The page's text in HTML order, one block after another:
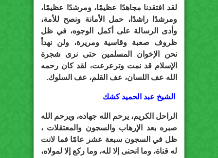
لقد افتقدنا مجاهدًا عظيمًا، ومرشدًا عظيمًا،
ومرشدًا راشدًا، حمل الأمانة ونصح للأمة،
وأدى الرسالة على أكمل الوجوه، في ظل
ظروف صعبة وقاسية ومريرة، ولن نهدأ
نحن الإخوان المسلمين حتى نرى شجرة
الإسلام قد نمت وترعرعت، لقد كان رحمه
الله عف اللسان، عف القلم، عف السلوك.
الشيخ عبد الحميد كشك
الراحل الكريم، يرحم الله جهاده، ويرحم الله
صبره بعد الإرهاب والسجون والمعتقلات ،
ظل في السجون سبعة عشر عامًا فما لانت
له قناة، وما انحنى إلا لله، وما ركع إلا لمولاه،